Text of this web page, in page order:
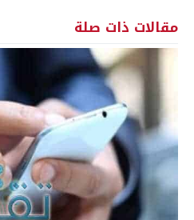
مقالات ذات صلة